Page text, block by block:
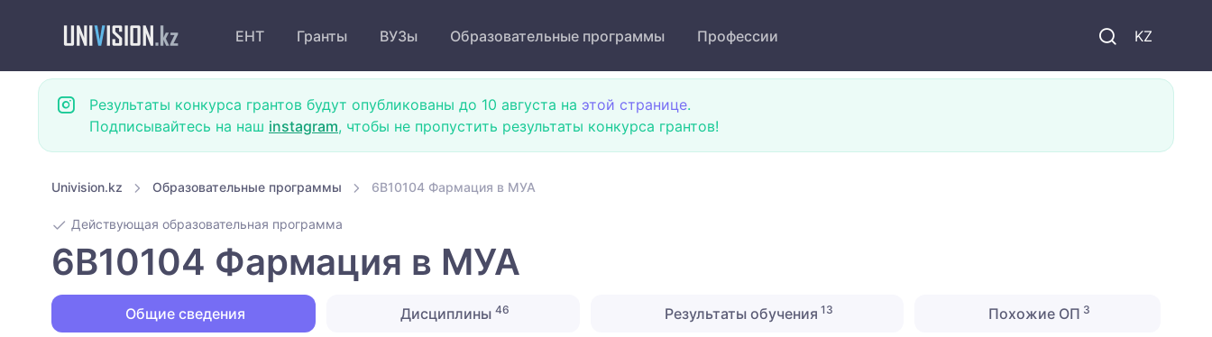
KZ
ЕНТ Гранты ВУЗы Образовательные программы Профессии
Результаты конкурса грантов будут опубликованы до 10 августа на этой странице.
Подписывайтесь на наш instagram, чтобы не пропустить результаты конкурса грантов!
Univision.kz Образовательные программы 6B10104 Фармация в МУА
Действующая образовательная программа
6B10104 Фармация в МУА
Общие сведения Дисциплины 46 Результаты обучения 13 Похожие ОП 3